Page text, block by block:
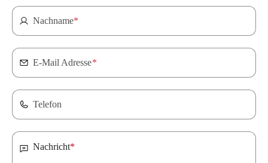
Nachname*
E-Mail Adresse*
Telefon
Nachricht*